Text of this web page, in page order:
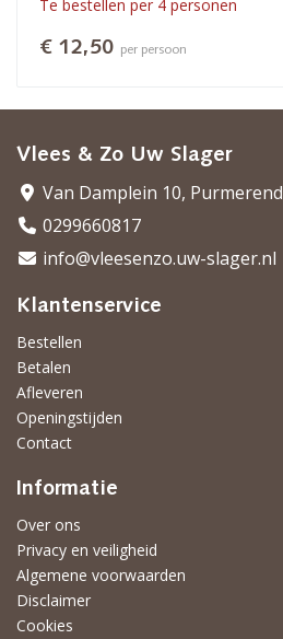
Te bestellen per 4 personen
€ 12,50 per persoon
Vlees & Zo Uw Slager
Van Damplein 10, Purmerend
0299660817
info@vleesenzo.uw-slager.nl
Klantenservice
Bestellen
Betalen
Afleveren
Openingstijden
Contact
Informatie
Over ons
Privacy en veiligheid
Algemene voorwaarden
Disclaimer
Cookies